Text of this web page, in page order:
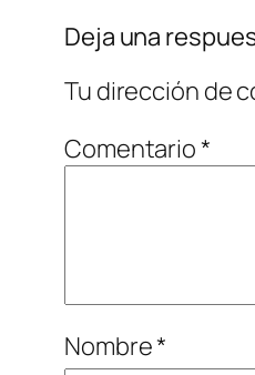
Deja una
Tu dirección de
Comentario*
Nombre*